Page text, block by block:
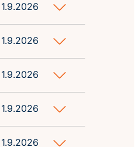
1.9.2026
1.9.2026
1.9.2026
1.9.2026
1.9.2026